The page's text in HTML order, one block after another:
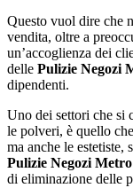
Questo vuol dire che
vendita, oltre a
un’accoglienza dei
delle Pulizie Negozi
dipendenti.
Uno dei settori che si
le polveri, è quello
ma anche le estetiste,
Pulizie Negozi
di eliminazione delle